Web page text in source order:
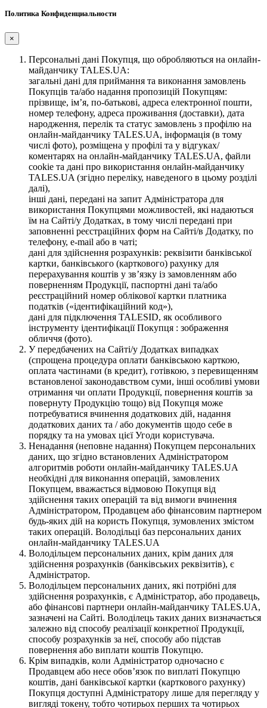
Политика Конфиденциальности
×
Персональні дані Покупця, що обробляються на онлайн-
майданчику TALES.UA:
загальні дані для приймання та виконання замовлень
Покупців та/або надання пропозицій Покупцям:
прізвище, ім’я, по-батькові, адреса електронної пошти,
номер телефону, адреса проживання (доставки), дата
народження, перелік та статус замовлень з профілю на
онлайн-майданчику TALES.UA, інформація (в тому
числі фото), розміщена у профілі та у відгуках/
коментарях на онлайн-майданчику TALES.UA, файли
cookie та дані про використання онлайн-майданчику
TALES.UA (згідно переліку, наведеного в цьому розділі
далі),
інші дані, передані на запит Адміністратора для
використання Покупцями можливостей, які надаються
їм на Сайті/у Додатках, в тому числі передані при
заповненні реєстраційних форм на Сайті/в Додатку, по
телефону, e-mail або в чаті;
дані для здійснення розрахунків: реквізити банківської
картки, банківського (карткового) рахунку для
перерахування коштів у зв’язку із замовленням або
поверненням Продукції, паспортні дані та/або
реєстраційний номер облікової картки платника
податків («ідентифікаційний код»),
дані для підключення TALESID, як особливого
інструменту ідентифікації Покупця : зображення
обличчя (фото).
У передбачених на Сайті/у Додатках випадках
(спрощена процедура оплати банківською карткою,
оплата частинами (в кредит), готівкою, з перевищенням
встановленої законодавством суми, інші особливі умови
отримання чи оплати Продукції, повернення коштів за
повернуту Продукцію тощо) від Покупця може
потребуватися вчинення додаткових дій, надання
додаткових даних та / або документів щодо себе в
порядку та на умовах цієї Угоди користувача.
Ненадання (неповне надання) Покупцем персональних
даних, що згідно встановлених Адміністратором
алгоритмів роботи онлайн-майданчику TALES.UA
необхідні для виконання операцій, замовлених
Покупцем, вважається відмовою Покупця від
здійснення таких операцій та від вимоги вчинення
Адміністратором, Продавцем або фінансовим партнером
будь-яких дій на користь Покупця, зумовлених змістом
таких операцій. Володільці баз персональних даних
онлайн-майданчику TALES.UA
Володільцем персональних даних, крім даних для
здійснення розрахунків (банківських реквізитів), є
Адміністратор.
Володільцем персональних даних, які потрібні для
здійснення розрахунків, є Адміністратор, або продавець,
або фінансові партнери онлайн-майданчику TALES.UA,
зазначені на Сайті. Володілець таких даних визначається
залежно від способу реалізації конкретної Продукції,
способу розрахунків за неї, способу або підстав
повернення або виплати коштів Покупцю.
Крім випадків, коли Адміністратор одночасно є
Продавцем або несе обов’язок по виплаті Покупцю
коштів, дані банківської картки (карткового рахунку)
Покупця доступні Адміністратору лише для перегляду у
вигляді токену, тобто чотирьох перших та чотирьох